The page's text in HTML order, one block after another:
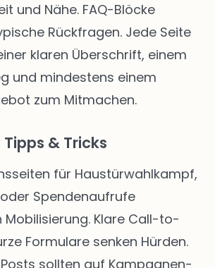
und Nähe. FAQ-Blöcke
Rückfragen. Jede Seite
klaren Überschrift, einem
und mindestens einem
zum Mitmachen.
& Tricks
für Haustürwahlkampf,
Spendenaufrufe
Mobilisierung. Klare Call-to-
Formulare senken Hürden.
sollten auf Kampagnen-